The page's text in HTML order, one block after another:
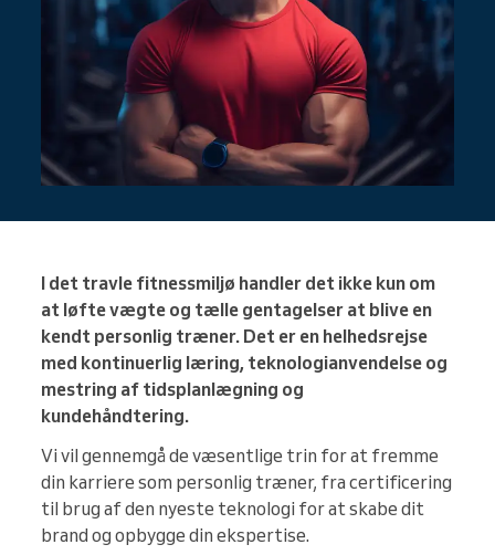
I det travle fitnessmiljø handler det ikke kun om
at løfte vægte og tælle gentagelser at blive en
kendt personlig træner. Det er en helhedsrejse
med kontinuerlig læring, teknologianvendelse og
mestring af tidsplanlægning og
kundehåndtering.
Vi vil gennemgå de væsentlige trin for at fremme
din karriere som personlig træner, fra certificering
til brug af den nyeste teknologi for at skabe dit
brand og opbygge din ekspertise.